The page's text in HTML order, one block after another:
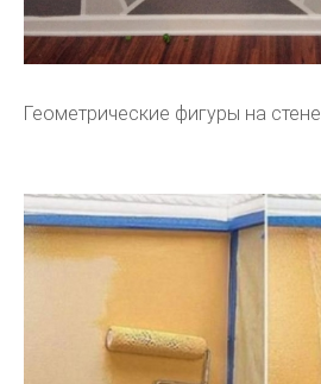
Геометрические фигуры на стене